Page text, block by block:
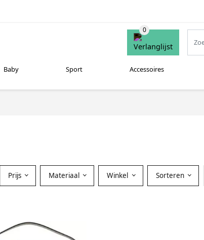
Baby Sport Accessoires
Prijs Materiaal Winkel Sorteren